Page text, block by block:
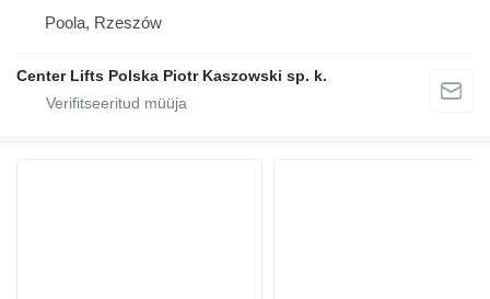
Poola, Rzeszów
Center Lifts Polska Piotr Kaszowski sp. k.